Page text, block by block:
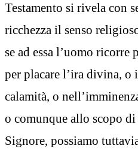
Testamento si rivela con
ricchezza il senso
se ad essa l’uomo
per placare l’ira divina, o
calamità, o
o comunque allo scopo
Signore, possiamo